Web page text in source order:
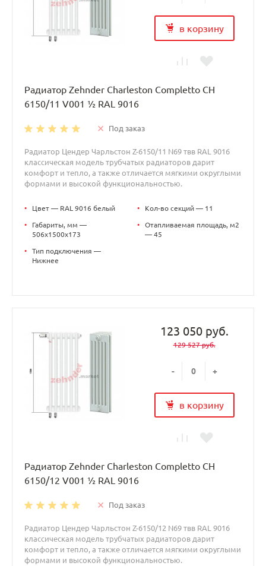
в корзину
Радиатор Zehnder Charleston Completto CH
6150/11 V001 ½ RAL 9016
Под заказ
Радиатор Цендер Чарльстон Z-6150/11 N69 твв RAL 9016
классическая модель трубчатых радиаторов дарит
комфорт и тепло, а также отличается мягкими округлыми
формами и высокой функциональностью.
• Цвет — RAL 9016 белый
•
Габариты, мм —
506x1500x173
•
Тип подключения —
Нижнее
• Кол-во секций — 11
•
Отапливаемая площадь, м2
— 45
123 050 руб.
129 527 руб.
- +
в корзину
Радиатор Zehnder Charleston Completto CH
6150/12 V001 ½ RAL 9016
Под заказ
Радиатор Цендер Чарльстон Z-6150/12 N69 твв RAL 9016
классическая модель трубчатых радиаторов дарит
комфорт и тепло, а также отличается мягкими округлыми
формами и высокой функциональностью.